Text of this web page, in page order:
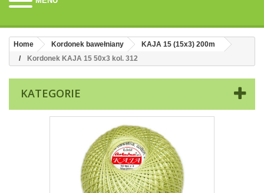
Home Kordonek bawełniany
KAJA 15 (15x3) 200m
Kordonek KAJA 15 50x3 kol. 312
KATEGORIE